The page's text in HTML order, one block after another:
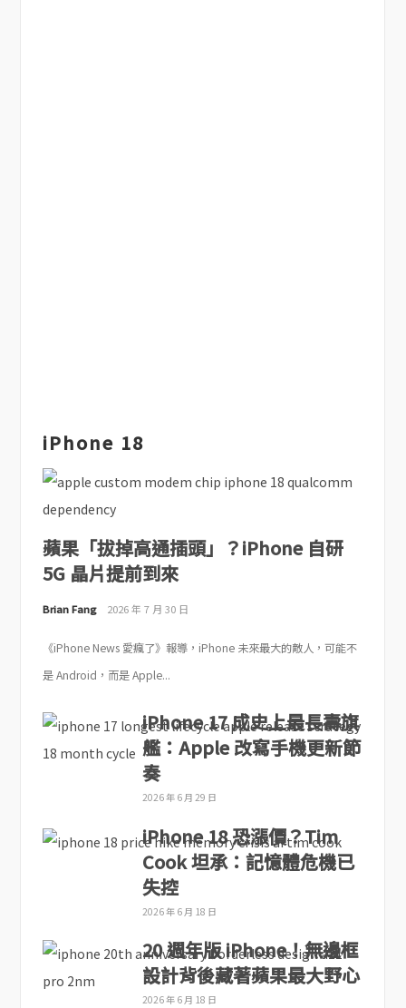
iPhone 18
蘋果「拔掉高通插頭」？iPhone 自研
5G 晶片提前到來
Brian Fang 2026 年 7 月 30 日
《iPhone News 愛瘋了》報導，iPhone 未來最大的敵人，可能不
是 Android，而是 Apple...
iPhone 17 成史上最長壽旗
艦：Apple 改寫手機更新節
奏
2026 年 6 月 29 日
iPhone 18 恐漲價？Tim
Cook 坦承：記憶體危機已
失控
2026 年 6 月 18 日
20 週年版 iPhone！無邊框
設計背後藏著蘋果最大野心
2026 年 6 月 18 日